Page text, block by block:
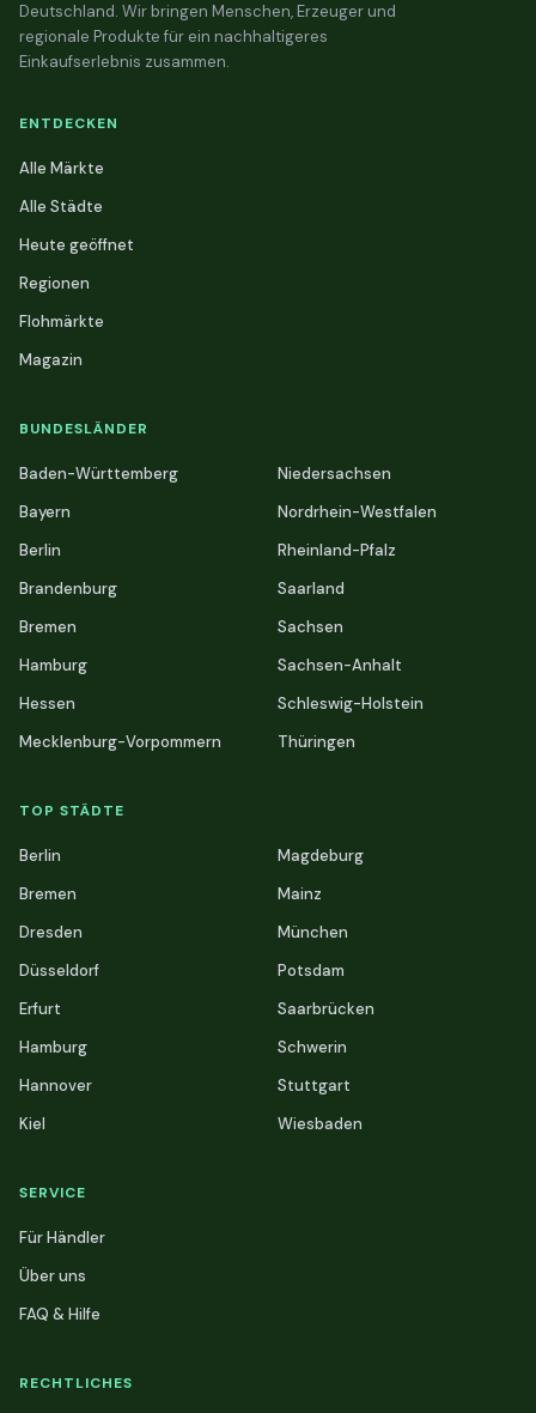
Deutschland. Wir bringen Menschen, Erzeuger und
regionale Produkte für ein nachhaltigeres
Einkaufserlebnis zusammen.
ENTDECKEN
Alle Märkte
Alle Städte
Heute geöffnet
Regionen
Flohmärkte
Magazin
BUNDESLÄNDER
Baden-Württemberg
Bayern
Berlin
Brandenburg
Bremen
Hamburg
Hessen
Mecklenburg-Vorpommern
Niedersachsen
Nordrhein-Westfalen
Rheinland-Pfalz
Saarland
Sachsen
Sachsen-Anhalt
Schleswig-Holstein
Thüringen
TOP STÄDTE
Berlin
Bremen
Dresden
Düsseldorf
Erfurt
Hamburg
Hannover
Kiel
Magdeburg
Mainz
München
Potsdam
Saarbrücken
Schwerin
Stuttgart
Wiesbaden
SERVICE
Für Händler
Über uns
FAQ & Hilfe
RECHTLICHES